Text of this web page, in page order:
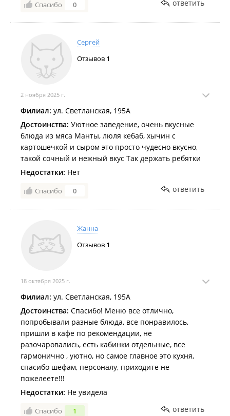
Спасибо 0 ответить
Сергей
Отзывов 1
2 ноября 2025 г.
Филиал: ул. Светланская, 195А
Достоинства: Уютное заведение, очень вкусные
блюда из мяса Манты, люля кебаб, хычин с
картошечкой и сыром это просто чудесно вкусно,
такой сочный и нежный вкус Так держать ребятки
Недостатки: Нет
Спасибо 0 ответить
Жанна
Отзывов 1
18 октября 2025 г.
Филиал: ул. Светланская, 195А
Достоинства: Спасибо! Меню все отлично,
попробывали разные блюда, все понравилось,
пришли в кафе по рекомендации, не
разочаровались, есть кабинки отдельные, все
гармонично , уютно, но самое главное это кухня,
спасибо шефам, персоналу, приходите не
пожелеете!!!
Недостатки: Не увидела
Спасибо 1 ответить